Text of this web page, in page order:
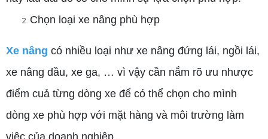
Chọn loại xe nâng phù hợp
Xe nâng có nhiều loại như xe nâng đứng lái, ngồi lái,
xe nâng dầu, xe ga, … vì vậy cần nắm rõ ưu nhược
điểm cuả từng dòng xe để có thể chọn cho mình
dòng xe phù hợp với mặt hàng và môi trường làm